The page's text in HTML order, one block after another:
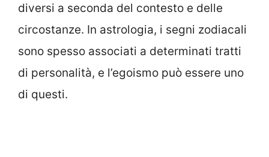
diversi a seconda del contesto e delle
circostanze. In astrologia, i segni zodiacali
sono spesso associati a determinati tratti
di personalità, e l’egoismo può essere uno
di questi.